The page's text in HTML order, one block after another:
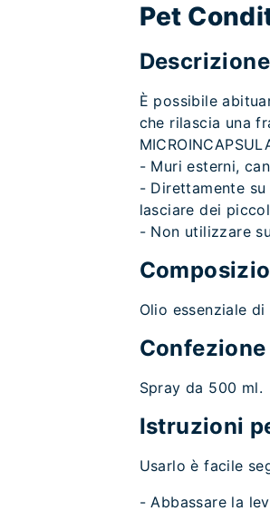
Pet
Descrizione
È possibile
che rilascia una
- Muri esterni,
- Direttamente
lasciare dei
- Non utilizzare
Olio essenziale
Confezione
Spray da 500 ml.
Istruzioni
Usarlo è facile
- Abbassare la